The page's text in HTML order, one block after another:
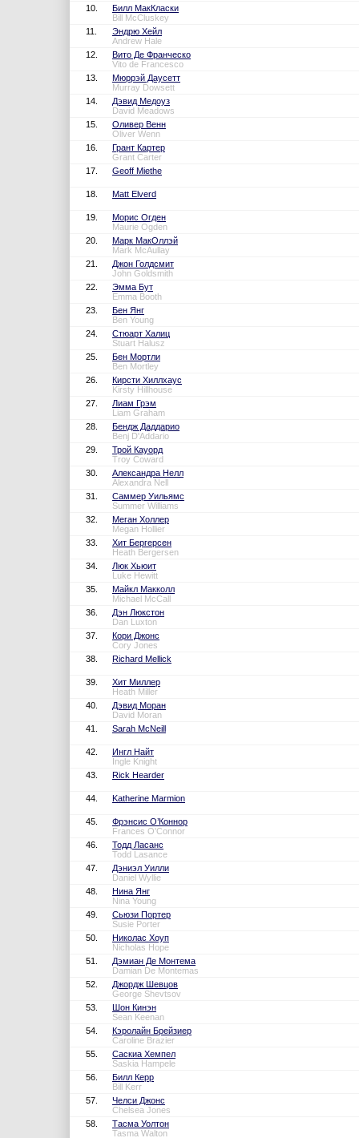
10.
Билл МакКласки
Bill McCluskey
11.
Эндрю Хейл
Andrew Hale
12.
Вито Де Франческо
Vito de Francesco
13.
Мюррэй Даусетт
Murray Dowsett
14.
Дэвид Медоуз
David Meadows
15.
Оливер Венн
Oliver Wenn
16.
Грант Картер
Grant Carter
17.
Geoff Miethe
18. Matt Elverd
19.
Морис Огден
Maurie Ogden
20.
Марк МакОллэй
Mark McAullay
21.
Джон Голдсмит
John Goldsmith
22.
Эмма Бут
Emma Booth
23.
Бен Янг
Ben Young
24.
Стюарт Халиц
Stuart Halusz
25.
Бен Мортли
Ben Mortley
26.
Кирсти Хиллхаус
Kirsty Hillhouse
27.
Лиам Грэм
Liam Graham
28.
Бендж Даддарио
Benj D'Addario
29.
Трой Кауорд
Troy Coward
30.
Александра Нелл
Alexandra Nell
31.
Саммер Уильямс
Summer Williams
32.
Меган Холлер
Megan Hollier
33.
Хит Бергерсен
Heath Bergersen
34.
Люк Хьюит
Luke Hewitt
35.
Майкл Макколл
Michael McCall
36.
Дэн Люкстон
Dan Luxton
37.
Кори Джонс
Cory Jones
38.
Richard Mellick
39.
Хит Миллер
Heath Miller
40.
Дэвид Моран
David Moran
41.
Sarah McNeill
42.
Ингл Найт
Ingle Knight
43.
Rick Hearder
44. Katherine Marmion
45.
Фрэнсис О’Коннор
Frances O'Connor
46.
Тодд Ласанс
Todd Lasance
47.
Дэниэл Уилли
Daniel Wyllie
48.
Нина Янг
Nina Young
49.
Сьюзи Портер
Susie Porter
50.
Николас Хоуп
Nicholas Hope
51.
Дэмиан Де Монтема
Damian De Montemas
52.
Джордж Шевцов
George Shevtsov
53.
Шон Кинэн
Sean Keenan
54.
Кэролайн Брейзиер
Caroline Brazier
55.
Саскиа Хемпел
Saskia Hampele
56.
Билл Керр
Bill Kerr
57.
Челси Джонс
Chelsea Jones
58.
Тасма Уолтон
Tasma Walton